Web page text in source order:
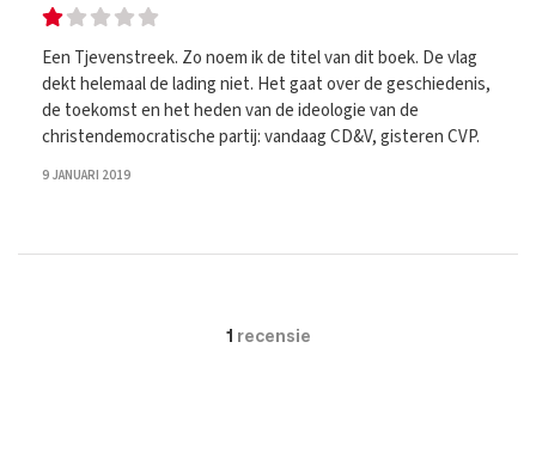
Een Tjevenstreek. Zo noem ik de titel van dit boek. De vlag
dekt helemaal de lading niet. Het gaat over de geschiedenis,
de toekomst en het heden van de ideologie van de
christendemocratische partij: vandaag CD&V, gisteren CVP.
9 JANUARI 2019
1 recensie